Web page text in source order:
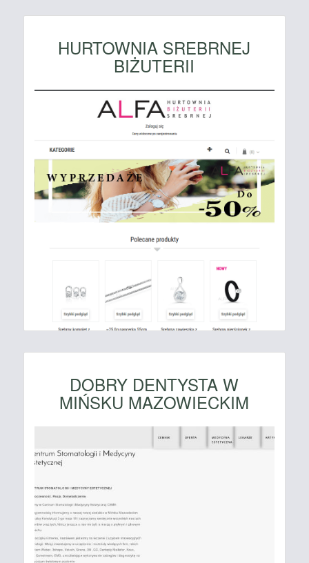
HURTOWNIA SREBRNEJ
BIŻUTERII
DOBRY DENTYSTA W
MIŃSKU MAZOWIECKIM